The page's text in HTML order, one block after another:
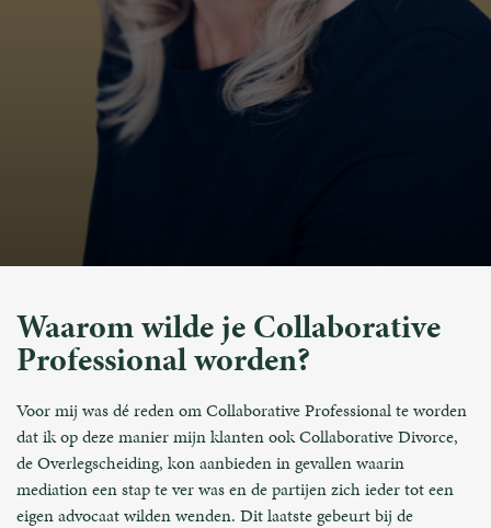
Waarom wilde je Collaborative
Professional worden?
Voor mij was dé reden om Collaborative Professional te worden
dat ik op deze manier mijn klanten ook Collaborative Divorce,
de Overlegscheiding, kon aanbieden in gevallen waarin
mediation een stap te ver was en de partijen zich ieder tot een
eigen advocaat wilden wenden. Dit laatste gebeurt bij de